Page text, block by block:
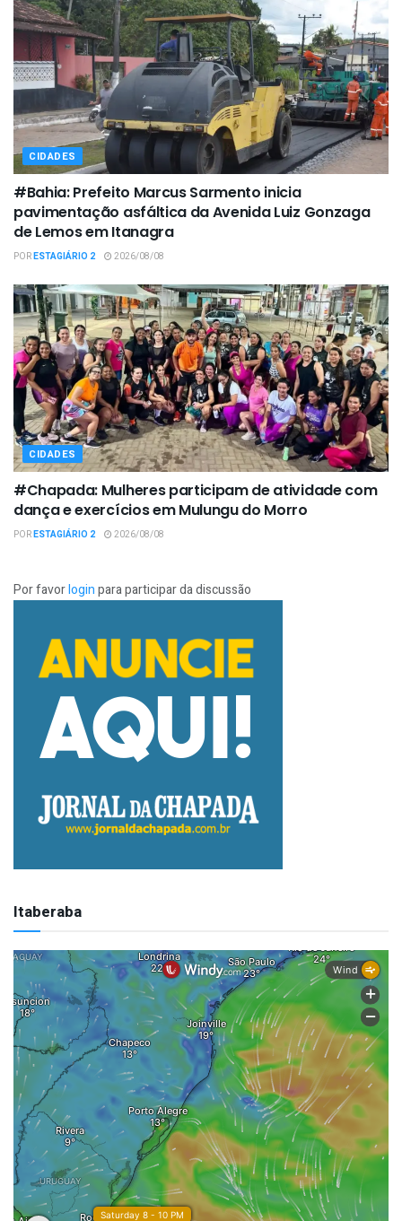
CIDADES
#Bahia: Prefeito Marcus Sarmento inicia
pavimentação asfáltica da Avenida Luiz Gonzaga
de Lemos em Itanagra
PORESTAGIÁRIO 2 2026/08/08
CIDADES
#Chapada: Mulheres participam de atividade com
dança e exercícios em Mulungu do Morro
PORESTAGIÁRIO 2 2026/08/08
Por favorloginpara participar da discussão
Itaberaba